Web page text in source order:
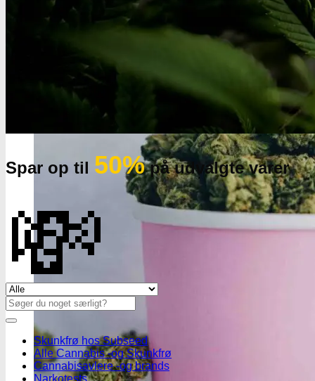
Spar op til 50%på udvalgte varer
💸
Se alle tilbud her
Søg
efter:
Skunkfrø hos Subseed
Alle Cannabis -og Skunkfrø
Cannabisavlere -og brands